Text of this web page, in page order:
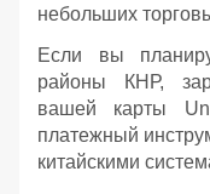
небольших
Если вы
районы КНР,
вашей карты
платежный
китайскими